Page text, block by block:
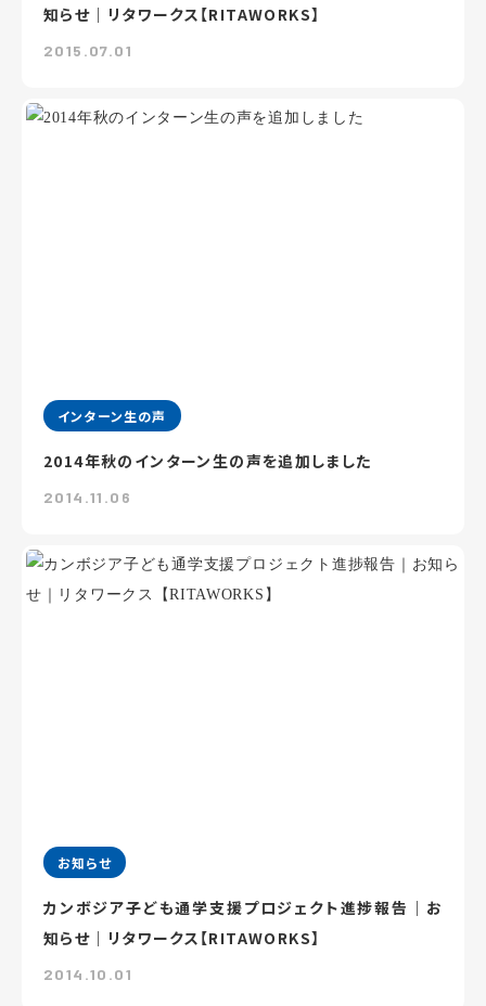
知らせ｜リタワークス【RITAWORKS】
2015.07.01
インターン生の声
2014年秋のインターン生の声を追加しました
2014.11.06
お知らせ
カンボジア子ども通学支援プロジェクト進捗報告｜お
知らせ｜リタワークス【RITAWORKS】
2014.10.01